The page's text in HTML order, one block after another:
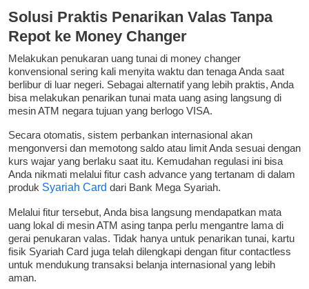
Solusi Praktis Penarikan Valas Tanpa
Repot ke Money Changer
Melakukan penukaran uang tunai di money changer
konvensional sering kali menyita waktu dan tenaga Anda saat
berlibur di luar negeri. Sebagai alternatif yang lebih praktis, Anda
bisa melakukan penarikan tunai mata uang asing langsung di
mesin ATM negara tujuan yang berlogo VISA.
Secara otomatis, sistem perbankan internasional akan
mengonversi dan memotong saldo atau limit Anda sesuai dengan
kurs wajar yang berlaku saat itu. Kemudahan regulasi ini bisa
Anda nikmati melalui fitur cash advance yang tertanam di dalam
produk Syariah Card dari Bank Mega Syariah.
Melalui fitur tersebut, Anda bisa langsung mendapatkan mata
uang lokal di mesin ATM asing tanpa perlu mengantre lama di
gerai penukaran valas. Tidak hanya untuk penarikan tunai, kartu
fisik Syariah Card juga telah dilengkapi dengan fitur contactless
untuk mendukung transaksi belanja internasional yang lebih
aman.